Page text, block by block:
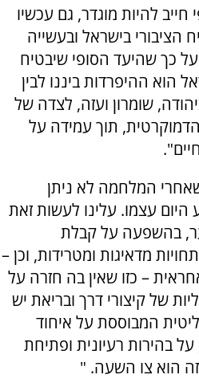
להיות מוגדר, גם עכשיו
הציבורי בישראל ובעשייה
כך שהיעד הסופי שיבטיח
הוא ההיפרדות ביננו לבין
שומרון ועזה, לצדה של
תוך עמידה על
המלחמה לא ניתן
היום עצמו. עלינו לעשות זאת
ער, בהשפעה על קבלת
מדאיגות ומטרידות, וכן –
– כזו שאין בה חזרה על
של קיצורי דרך ובריאת יש
המבוססת על איחוד
בהירות רעיונית ופתיחת
הוא צו השעה. "